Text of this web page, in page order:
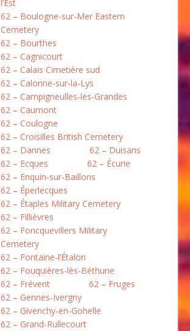
l’Est
62 – Boulogne-sur-Mer Eastern
Cemetery
62 – Bourthes
62 – Cagnicourt
62 – Calais Cimetière sud
62 – Calonne-sur-la-Lys
62 – Campigneulles-les-Grandes
62 – Caumont
62 – Coulogne
62 – Croisilles British Cemetery
62 – Dannes
62 – Duisans
62 – Ecques
62 – Écurie
62 – Enquin-sur-Baillons
62 – Éperlecques
62 – Étaples Military Cemetery
62 – Fillièvres
62 – Foncquevillers Military
Cemetery
62 – Fontaine-l’Étalon
62 – Fouquières-lès-Béthune
62 – Frévent
62 – Fruges
62 – Gennes-Ivergny
62 – Givenchy-en-Gohelle
62 – Grand-Rullecourt